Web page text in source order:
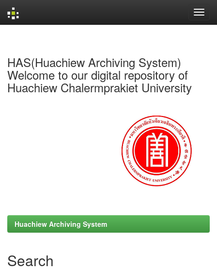
HAS(Huachiew Archiving System)
Welcome to our digital repository of
Huachiew Chalermprakiet University
Huachiew Archiving System
Search